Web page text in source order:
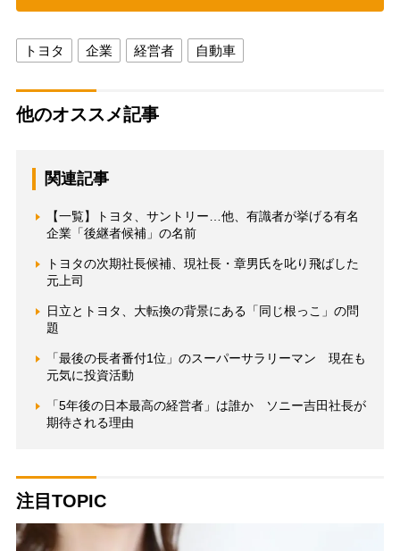
トヨタ 企業 経営者 自動車
他のオススメ記事
関連記事
【一覧】トヨタ、サントリー…他、有識者が挙げる有名
企業「後継者候補」の名前
トヨタの次期社長候補、現社長・章男氏を叱り飛ばした
元上司
日立とトヨタ、大転換の背景にある「同じ根っこ」の問
題
「最後の長者番付1位」のスーパーサラリーマン 現在も
元気に投資活動
「5年後の日本最高の経営者」は誰か ソニー吉田社長が
期待される理由
注目TOPIC